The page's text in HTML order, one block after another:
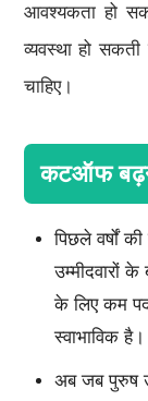
आवश्यकता हो
व्यवस्था हो
चाहिए।
कटऑफ
पिछले वर्षों
उम्मीदवारों
के लिए कम
स्वाभाविक है।
अब जब पुरुष